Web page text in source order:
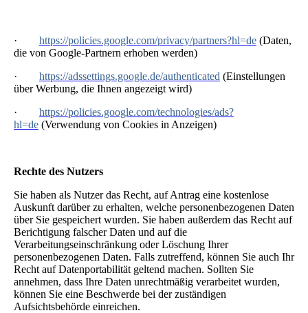
· https://policies.google.com/privacy/partners?hl=de (Daten,
die von Google-Partnern erhoben werden)
· https://adssettings.google.de/authenticated (Einstellungen
über Werbung, die Ihnen angezeigt wird)
· https://policies.google.com/technologies/ads?
hl=de (Verwendung von Cookies in Anzeigen)
Rechte des Nutzers
Sie haben als Nutzer das Recht, auf Antrag eine kostenlose
Auskunft darüber zu erhalten, welche personenbezogenen Daten
über Sie gespeichert wurden. Sie haben außerdem das Recht auf
Berichtigung falscher Daten und auf die
Verarbeitungseinschränkung oder Löschung Ihrer
personenbezogenen Daten. Falls zutreffend, können Sie auch Ihr
Recht auf Datenportabilität geltend machen. Sollten Sie
annehmen, dass Ihre Daten unrechtmäßig verarbeitet wurden,
können Sie eine Beschwerde bei der zuständigen
Aufsichtsbehörde einreichen.